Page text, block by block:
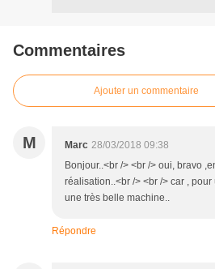
Commentaires
Ajouter un commentaire
M Marc 28/03/2018 09:38
Bonjour..<br /> <br /> oui, bravo
réalisation..<br /> <br /> car ,
une très belle machine..
Répondre